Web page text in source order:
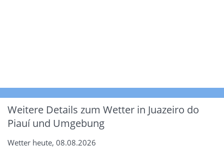
Weitere Details zum Wetter in Juazeiro do
Piauí und Umgebung
Wetter heute, 08.08.2026